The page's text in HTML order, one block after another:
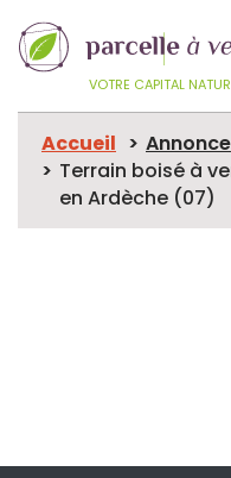
VOTRE CAPITAL
Accueil
Annonce
Terrain boisé à
en Ardèche (07)